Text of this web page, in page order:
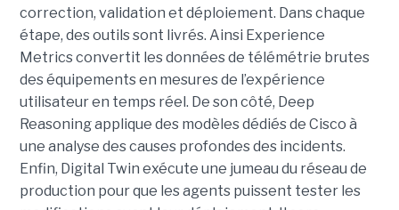
correction, validation et déploiement. Dans chaque
étape, des outils sont livrés. Ainsi Experience
Metrics convertit les données de télémétrie brutes
des équipements en mesures de l’expérience
utilisateur en temps réel. De son côté, Deep
Reasoning applique des modèles dédiés de Cisco à
une analyse des causes profondes des incidents.
Enfin, Digital Twin exécute une jumeau du réseau de
production pour que les agents puissent tester les